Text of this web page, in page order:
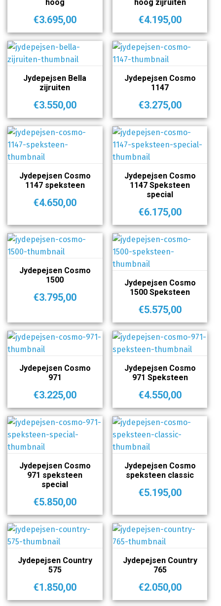
hoog
€3.695,00
hoog zijruiten
€4.195,00
Jydepejsen Bella
zijruiten
€3.550,00
Jydepejsen Cosmo
1147
€3.275,00
Jydepejsen Cosmo
1147 speksteen
€4.650,00
Jydepejsen Cosmo
1147 Speksteen
special
€6.175,00
Jydepejsen Cosmo
1500
€3.795,00
Jydepejsen Cosmo
1500 Speksteen
€5.575,00
Jydepejsen Cosmo
971
€3.225,00
Jydepejsen Cosmo
971 Speksteen
€4.550,00
Jydepejsen Cosmo
971 speksteen
special
€5.850,00
Jydepejsen Cosmo
speksteen classic
€5.195,00
Jydepejsen Country
575
€1.850,00
Jydepejsen Country
765
€2.050,00